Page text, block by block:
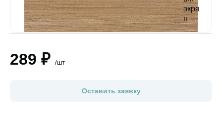
289 ₽ /шт
Оставить заявку